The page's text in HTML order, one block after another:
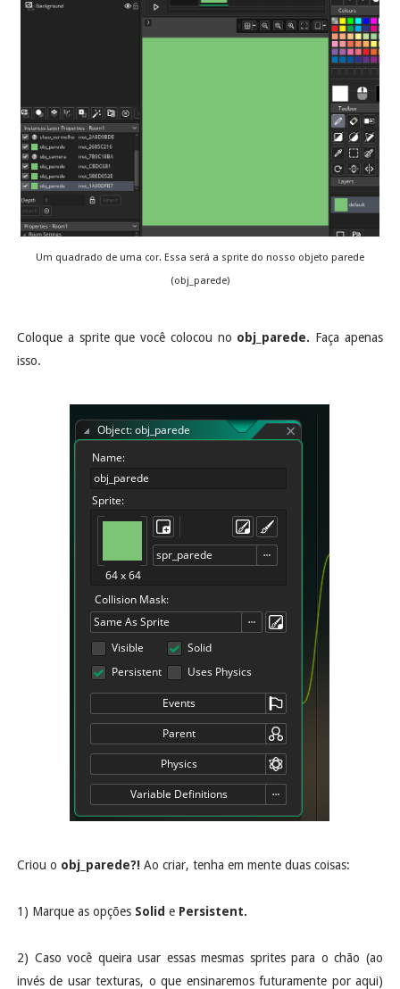
Um quadrado de uma cor. Essa será a sprite do nosso objeto parede
(obj_parede)
Coloque a sprite que você colocou no obj_parede. Faça apenas
isso.
Criou o obj_parede?! Ao criar, tenha em mente duas coisas:
1) Marque as opções Solid e Persistent.
2) Caso você queira usar essas mesmas sprites para o chão (ao
invés de usar texturas, o que ensinaremos futuramente por aqui)